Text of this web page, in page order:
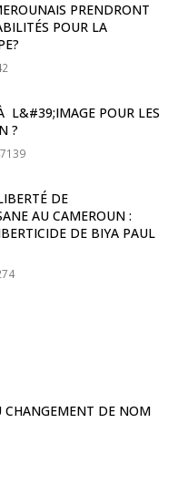
PRENDRONT
POUR LA
L&#39;IMAGE POUR LES
?
DE
AU CAMEROUN :
DE BIYA PAUL
CHANGEMENT DE NOM